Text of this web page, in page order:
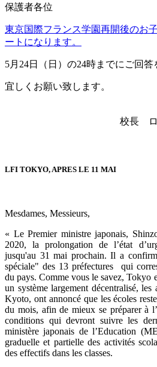
保護者各位
東京国際フランス学園再開後のお
ートになります。
5月 24日（日）の24時までにご回答
宜しくお願い致します。
校長 ロ
LFI TOKYO, APRES LE 11 MAI
Mesdames, Messieurs,
« Le Premier ministre japonais,
2020, la prolongation de l’état
jusqu'au 31 mai prochain. Il a
spéciale" des 13 préfectures qui
du pays. Comme vous le savez, Tokyo
un système largement décentralisé,
Kyoto, ont annoncé que les écoles
du mois, afin de mieux se préparer à
conditions qui devront suivre les
ministère japonais de l’Education
graduelle et partielle des activités
des effectifs dans les classes.